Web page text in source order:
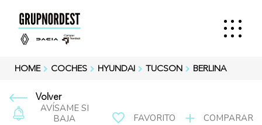
HOME COCHES HYUNDAI TUCSON BERLINA
Volver
AVÍSAME SI
BAJA
FAVORITO COMPARAR